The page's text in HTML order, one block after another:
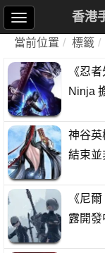
香港
當前位置 標籤
《忍
Ninja
神谷
結束並
《尼
露開發